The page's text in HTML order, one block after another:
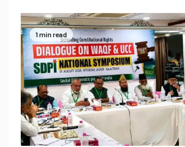
1 min read